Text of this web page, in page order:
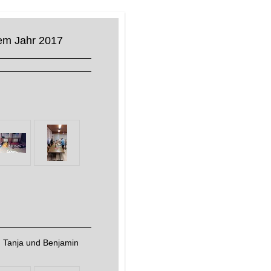
Jahr 2017
und Benjamin